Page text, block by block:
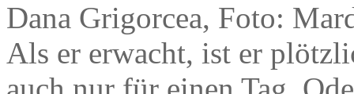
Dana Grigorcea, Foto:
Als er erwacht, ist er